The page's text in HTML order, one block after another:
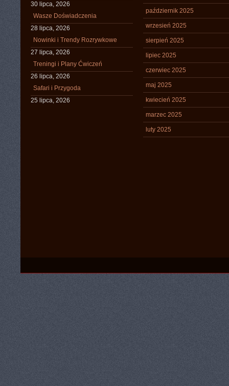
30 lipca, 2026
Wasze Doświadczenia
28 lipca, 2026
Nowinki i Trendy Rozrywkowe
27 lipca, 2026
Treningi i Plany Ćwiczeń
26 lipca, 2026
Safari i Przygoda
25 lipca, 2026
październik 2025
wrzesień 2025
sierpień 2025
lipiec 2025
czerwiec 2025
maj 2025
kwiecień 2025
marzec 2025
luty 2025